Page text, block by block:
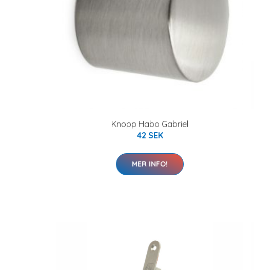
Knopp Habo Gabriel
42 SEK
MER INFO!